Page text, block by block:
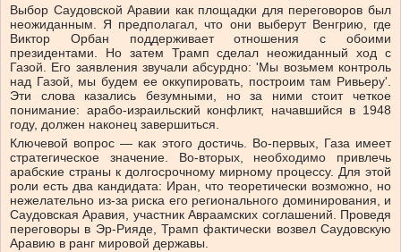
Выбор Саудовской Аравии как площадки для переговоров был
неожиданным. Я предполагал, что они выберут Венгрию, где
Виктор Орбан поддерживает отношения с обоими
президентами. Но затем Трамп сделал неожиданный ход с
Газой. Его заявления звучали абсурдно: 'Мы возьмем контроль
над Газой, мы будем ее оккупировать, построим там Ривьеру'.
Эти слова казались безумными, но за ними стоит четкое
понимание: арабо-израильский конфликт, начавшийся в 1948
году, должен наконец завершиться.
Ключевой вопрос — как этого достичь. Во-первых, Газа имеет
стратегическое значение. Во-вторых, необходимо привлечь
арабские страны к долгосрочному мирному процессу. Для этой
роли есть два кандидата: Иран, что теоретически возможно, но
нежелательно из-за риска его регионального доминирования, и
Саудовская Аравия, участник Авраамских соглашений. Проведя
переговоры в Эр-Рияде, Трамп фактически возвел Саудовскую
Аравию в ранг мировой державы.